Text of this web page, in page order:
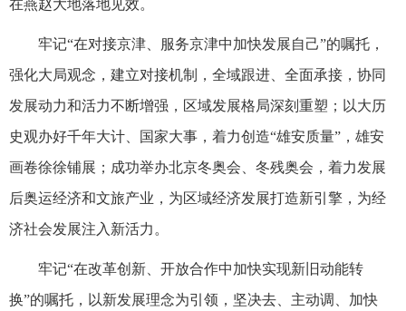
在燕赵大地落地见效。
牢记“在对接京津、服务京津中加快发展自己”的嘱托，
强化大局观念，建立对接机制，全域跟进、全面承接，协同
发展动力和活力不断增强，区域发展格局深刻重塑；以大历
史观办好千年大计、国家大事，着力创造“雄安质量”，雄安
画卷徐徐铺展；成功举办北京冬奥会、冬残奥会，着力发展
后奥运经济和文旅产业，为区域经济发展打造新引擎，为经
济社会发展注入新活力。
牢记“在改革创新、开放合作中加快实现新旧动能转
换”的嘱托，以新发展理念为引领，坚决去、主动调、加快